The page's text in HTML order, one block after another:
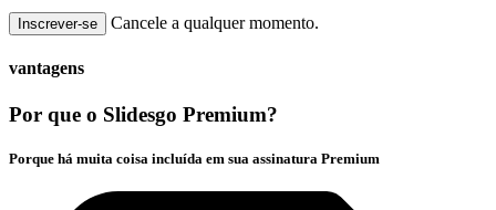
Inscrever-se Cancele a qualquer momento.
vantagens
Por que o Slidesgo Premium?
Porque há muita coisa incluída em sua assinatura Premium